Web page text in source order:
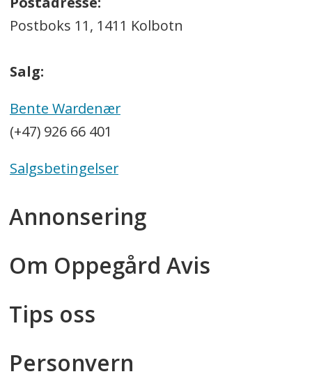
Postboks 11, 1411 Kolbotn
Salg:
Bente Wardenær
(+47) 926 66 401
Salgsbetingelser
Annonsering
Om Oppegård Avis
Tips oss
Personvern